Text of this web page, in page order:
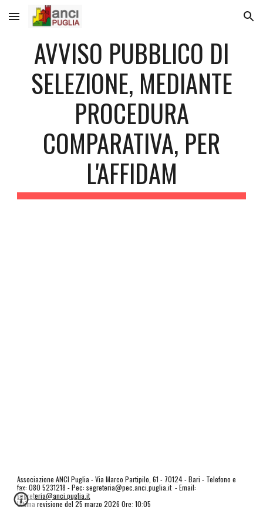
Skip to main content Skip to navigation
AVVISO PUBBLICO DI
SELEZIONE, MEDIANTE
PROCEDURA
COMPARATIVA, PER
L'AFFIDAM
Associazione ANCI Puglia - Via Marco Partipilo, 61 - 70124 - Bari - Telefono e
fax: 080 5231218 - Pec: segreteria@pec.anci.puglia.it - Email:
segreteria@anci.puglia.it
Ultima revisione del 25 marzo 2026 Ore: 10:05